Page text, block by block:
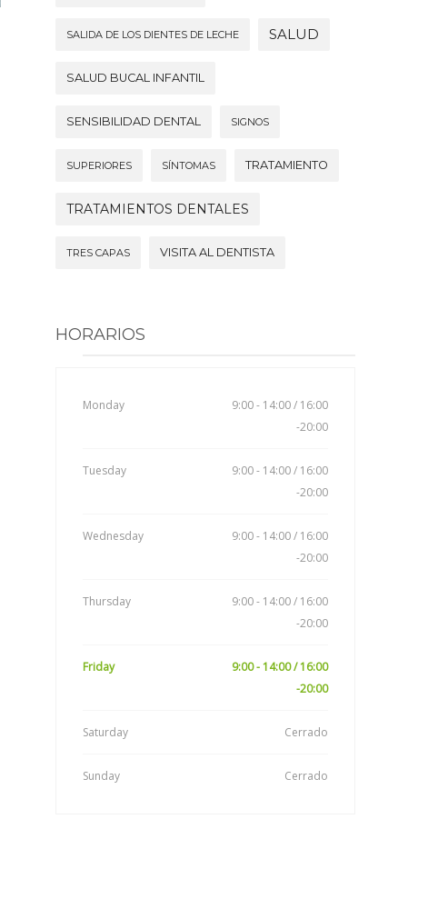
SALIDA DE LOS DIENTES DE LECHE SALUD
SALUD BUCAL INFANTIL
SENSIBILIDAD DENTAL SIGNOS
SUPERIORES SÍNTOMAS TRATAMIENTO
TRATAMIENTOS DENTALES
TRES CAPAS VISITA AL DENTISTA
HORARIOS
Monday
9:00 - 14:00 / 16:00
-20:00
Tuesday
9:00 - 14:00 / 16:00
-20:00
Wednesday
9:00 - 14:00 / 16:00
-20:00
Thursday
9:00 - 14:00 / 16:00
-20:00
Friday
9:00 - 14:00 / 16:00
-20:00
Saturday Cerrado
Sunday Cerrado